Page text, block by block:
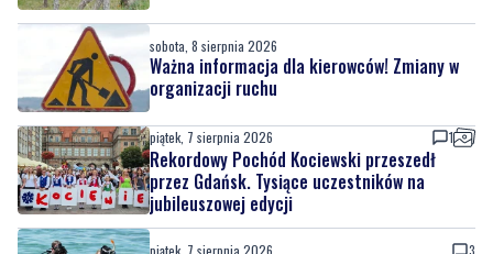
sobota, 8 sierpnia 2026
Ważna informacja dla kierowców! Zmiany w
organizacji ruchu
piątek, 7 sierpnia 2026 1
Rekordowy Pochód Kociewski przeszedł
przez Gdańsk. Tysiące uczestników na
jubileuszowej edycji
piątek, 7 sierpnia 2026 3